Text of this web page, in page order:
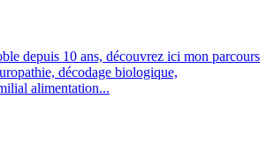
depuis 10 ans, découvrez ici mon parcours
décodage biologique,
alimentation...